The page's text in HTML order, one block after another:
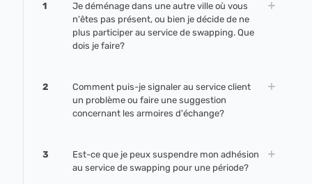
1
Je déménage dans une autre ville où vous
n'êtes pas présent, ou bien je décide de ne
plus participer au service de swapping. Que
dois je faire?
2
Comment puis-je signaler au service client
un problème ou faire une suggestion
concernant les armoires d'échange?
3
Est-ce que je peux suspendre mon adhésion
au service de swapping pour une période?